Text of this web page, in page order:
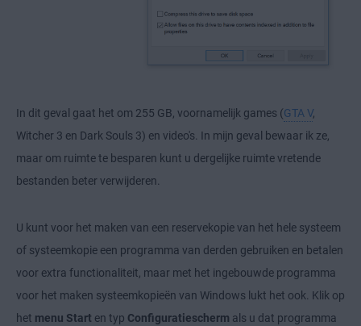
In dit geval gaat het om 255 GB, voornamelijk games (GTA V,
Witcher 3 en Dark Souls 3) en video's. In mijn geval bewaar ik ze,
maar om ruimte te besparen kunt u dergelijke ruimte vretende
bestanden beter verwijderen.
U kunt voor het maken van een reservekopie van het hele systeem
of systeemkopie een programma van derden gebruiken en betalen
voor extra functionaliteit, maar met het ingebouwde programma
voor het maken systeemkopieën van Windows lukt het ook. Klik op
het menu Start en typ Configuratiescherm als u dat programma